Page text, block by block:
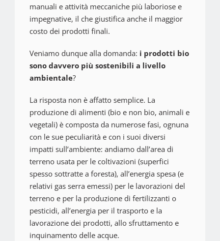
manuali e attività meccaniche più laboriose e
impegnative, il che giustifica anche il maggior
costo dei prodotti finali.
Veniamo dunque alla domanda: i prodotti bio
sono davvero più sostenibili a livello
ambientale?
La risposta non è affatto semplice. La
produzione di alimenti (bio e non bio, animali e
vegetali) è composta da numerose fasi, ognuna
con le sue peculiarità e con i suoi diversi
impatti sull’ambiente: andiamo dall’area di
terreno usata per le coltivazioni (superfici
spesso sottratte a foresta), all’energia spesa (e
relativi gas serra emessi) per le lavorazioni del
terreno e per la produzione di fertilizzanti o
pesticidi, all’energia per il trasporto e la
lavorazione dei prodotti, allo sfruttamento e
inquinamento delle acque.